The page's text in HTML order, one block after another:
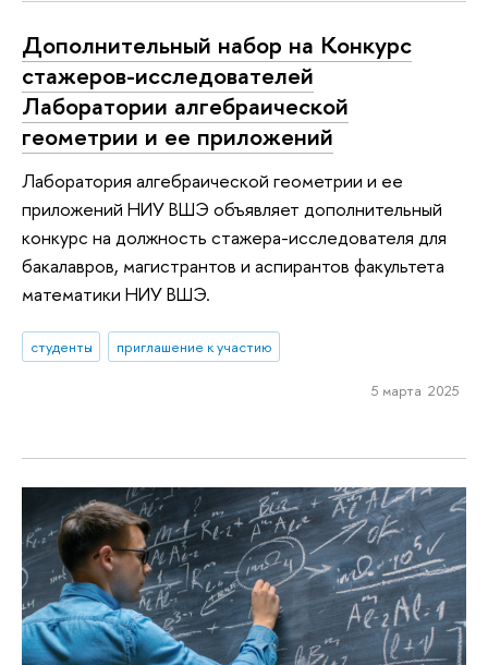
Дополнительный набор на Конкурс
стажеров-исследователей
Лаборатории алгебраической
геометрии и ее приложений
Лаборатория алгебраической геометрии и ее
приложений НИУ ВШЭ объявляет дополнительный
конкурс на должность стажера-исследователя для
бакалавров, магистрантов и аспирантов факультета
математики НИУ ВШЭ.
студенты приглашение к участию
5 марта 2025